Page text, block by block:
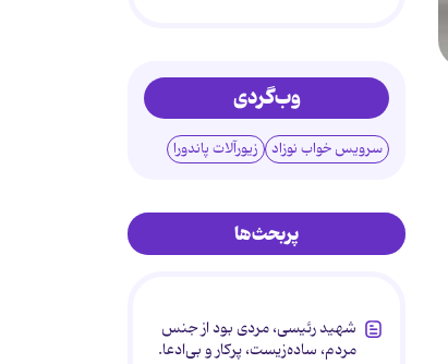
وب‌گردی
سرویس خواب نوزاد زیورآلات پاندورا
پربحث‌ها
شهید رئیسی، مردی بود از جنس
مردم، ساده‌زیست، پرکار و بی‌ادعا.